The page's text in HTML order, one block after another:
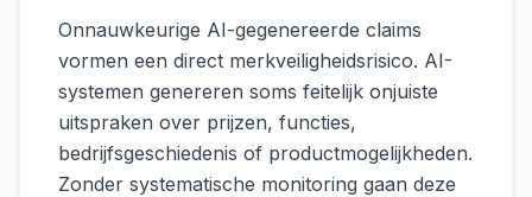
Onnauwkeurige AI-gegenereerde claims
vormen een direct merkveiligheidsrisico. AI-
systemen genereren soms feitelijk onjuiste
uitspraken over prijzen, functies,
bedrijfsgeschiedenis of productmogelijkheden.
Zonder systematische monitoring gaan deze